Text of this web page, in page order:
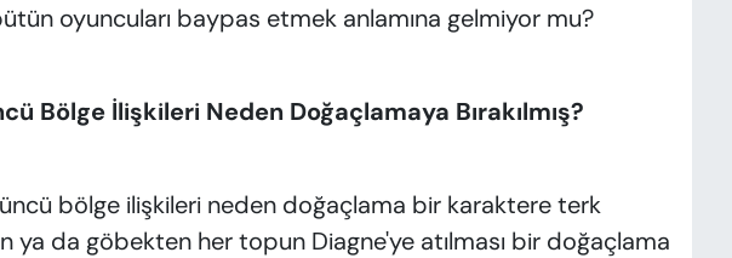
oyuncuları baypas etmek anlamına gelmiyor mu?
Bölge İlişkileri Neden Doğaçlamaya Bırakılmış?
bölge ilişkileri neden doğaçlama bir karaktere terk
ya da göbekten her topun Diagne'ye atılması bir doğaçlama